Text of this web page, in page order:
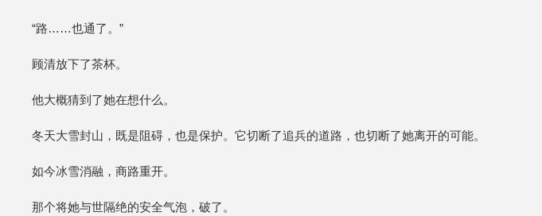
“路……也通了。”
顾清放下了茶杯。
他大概猜到了她在想什么。
冬天大雪封山，既是阻碍，也是保护。它切断了追兵的道路，也切断了她离开的可能。
如今冰雪消融，商路重开。
那个将她与世隔绝的安全气泡，破了。